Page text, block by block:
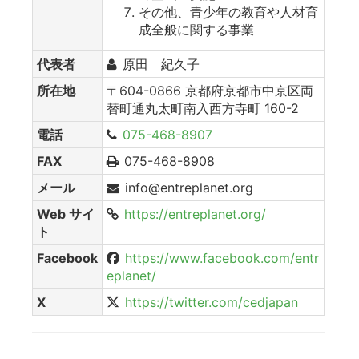
その他、青少年の教育や人材育
成全般に関する事業
代表者
原田 紀久子
所在地
〒604-0866 京都府京都市中京区両
替町通丸太町南入西方寺町 160-2
電話
075-468-8907
FAX
075-468-8908
メール
info@entreplanet.org
Web サイ
ト
https://entreplanet.org/
Facebook
https://www.facebook.com/entr
eplanet/
X
https://twitter.com/cedjapan